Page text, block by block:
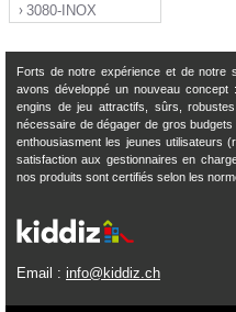
3080-INOX
">
Forts de notre expérience et de notre
avons développé un nouveau
engins de jeu attractifs, sûrs,
nécessaire de dégager de gros
enthousiasment les jeunes utilisateurs
satisfaction aux gestionnaires en
nos produits sont certifiés selon les
Email : info@kiddiz.ch